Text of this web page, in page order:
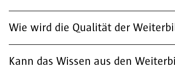
Wie wird die Qualität der
Kann das Wissen aus den